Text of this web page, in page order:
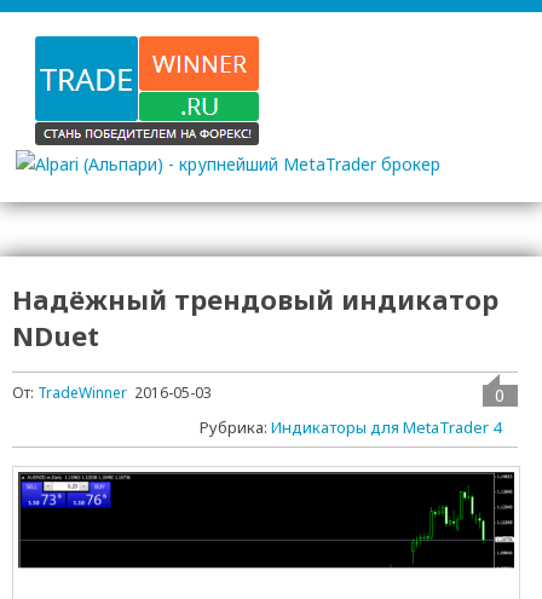
Надёжный трендовый индикатор
NDuet
От: TradeWinner 2016-05-03 0
Рубрика: Индикаторы для MetaTrader 4